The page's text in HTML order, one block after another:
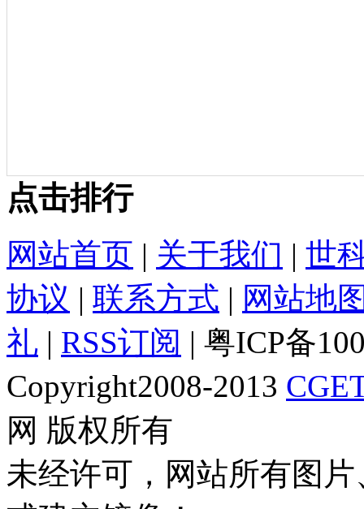
点击排行
网站首页 | 关于我们 | 世
协议 | 联系方式 | 网站地
礼 | RSS订阅 | 粤ICP备
Copyright2008-2013
网 版权所有
未经许可，网站所有图